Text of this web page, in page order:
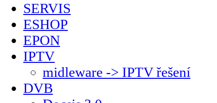
SERVIS
ESHOP
EPON
IPTV
midleware -> IPTV řešení
DVB